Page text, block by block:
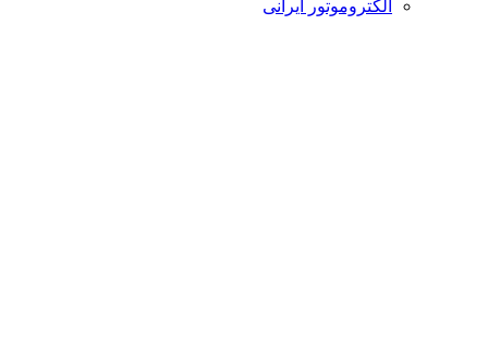
الکتروموتور ایرانی